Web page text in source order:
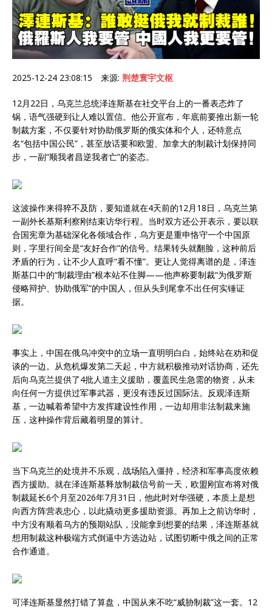
2025-12-24 23:08:15 来源: 荆楚寰宇文枢
12月22日，乌克兰总统泽连斯基在社交平台上的一番表态炸了
锅，语气强硬到让人难以置信。他公开宣布，年底前要推出新一轮
制裁方案，不仅要针对协助俄罗斯的俄实体和个人，还特意点
名“包括中国公民”，甚至放话要和欧盟、加拿大的制裁计划保持同
步，一副“顺我者昌逆我者亡”的姿态。
这波操作来得猝不及防，要知道就在4天前的12月18日，乌克兰第
一副外长基斯利察刚结束访华行程。当时双方还公开表示，要以联
合国宪章为基础深化各领域合作，乌方更是重申恪守一个中国原
则，字里行间全是“友好合作”的信号。结果转头就翻脸，这种前后
矛盾的行为，让不少人直呼“看不懂”。更让人觉得离谱的是，泽连
斯基口中的“制裁理由”根本站不住脚——他声称要制裁“为俄罗斯
侵略辩护、协助俄军”的中国人，但从头到尾拿不出任何实锤证
据。
事实上，中国在俄乌冲突中的立场一直明明白白，始终站在劝和促
谈的一边。从危机爆发第二天起，中方就积极推动对话协商，还先
后向乌克兰提供了4批人道主义援助，覆盖民生急需的物资，从未
向任何一方提供过军事武器，更没有违反过国际法。反观泽连斯
基，一边喊着希望中方发挥建设性作用，一边却用非法制裁来施
压，这种操作背后藏着明显的算计。
当下乌克兰的处境并不乐观，战场陷入僵持，经济和军事高度依赖
西方援助。就在泽连斯基释放制裁信号前一天，欧盟刚宣布将对俄
制裁延长6个月至2026年7月31日，他此时对华强硬，本质上是想
向西方阵营表忠心，以此撬动更多援助资源。再加上之前访华时，
中方没有顺着乌方的预期站队，没能拿到想要的结果，泽连斯基就
想用制裁这种极端方式倒逼中方选边站，试图切断中俄之间的正常
合作通道。
可泽连斯基显然打错了算盘，中国从来不吃“威胁制裁”这一套。12